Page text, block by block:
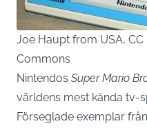
Joe Haupt from USA, CC
Commons
Nintendos Super Mario
världens mest kända tv-
Förseglade exemplar